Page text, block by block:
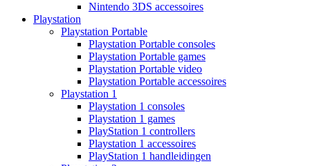
Nintendo 3DS accessoires
Playstation
Playstation Portable
Playstation Portable consoles
Playstation Portable games
Playstation Portable video
Playstation Portable accessoires
Playstation 1
Playstation 1 consoles
Playstation 1 games
PlayStation 1 controllers
Playstation 1 accessoires
PlayStation 1 handleidingen